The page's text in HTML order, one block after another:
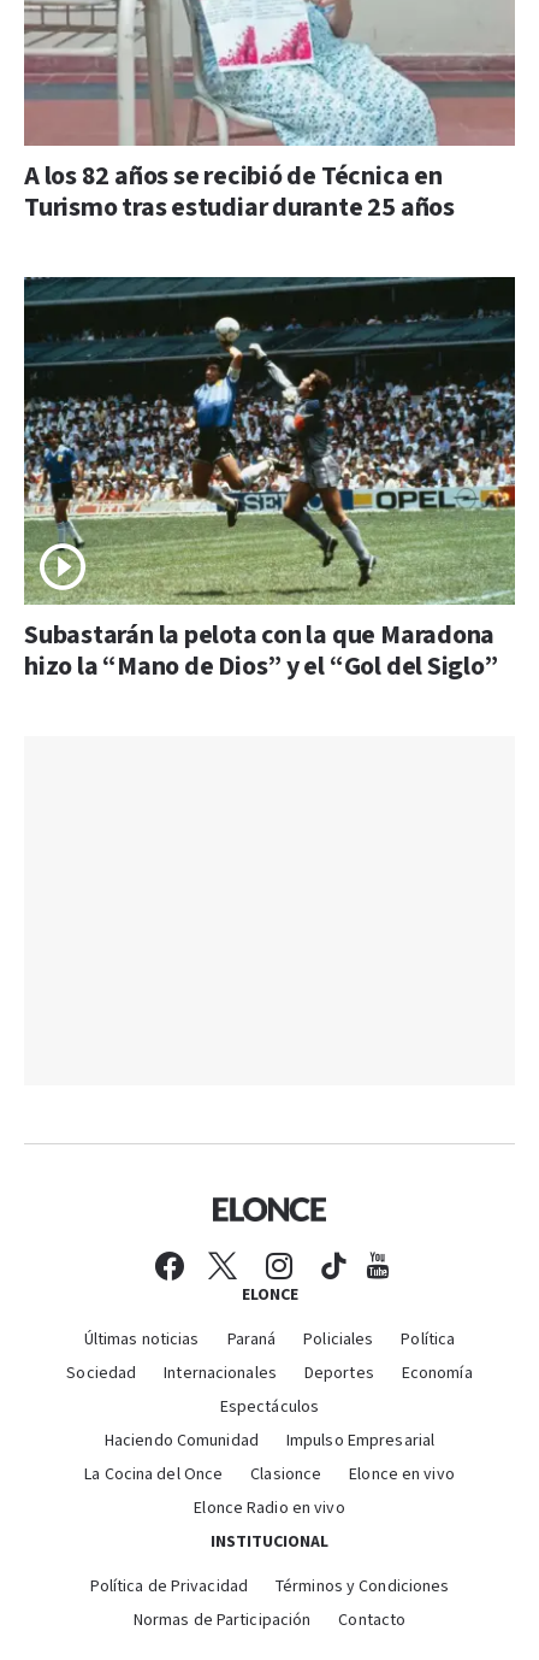
A los 82 años se recibió de Técnica en
Turismo tras estudiar durante 25 años
Subastarán la pelota con la que Maradona
hizo la “Mano de Dios” y el “Gol del Siglo”
ELONCE
Últimas noticias Paraná Policiales
Política
Sociedad
Internacionales Deportes
Economía
Espectáculos
Haciendo Comunidad
Impulso Empresarial
La Cocina del Once
Clasionce
Elonce en vivo
Elonce Radio en vivo
INSTITUCIONAL
Política de Privacidad
Términos y Condiciones
Normas de Participación
Contacto